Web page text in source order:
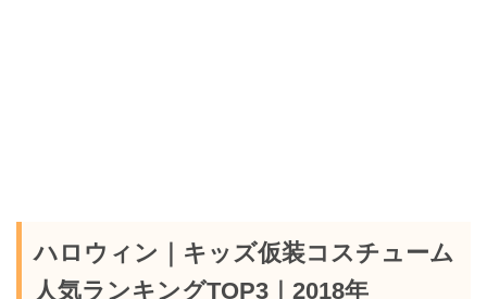
ハロウィン｜キッズ仮装コスチューム
人気ランキングTOP3｜2018年